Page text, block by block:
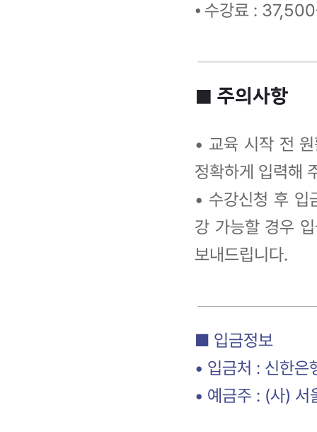
⦁ 수강료 :
■ 주의사항
• 교육 시작 전
정확하게 입력해
• 수강신청 후 입
강 가능할 경우
보내드립니다.
■ 입금정보
• 입금처 : 신한
• 예금주 : (사) 서